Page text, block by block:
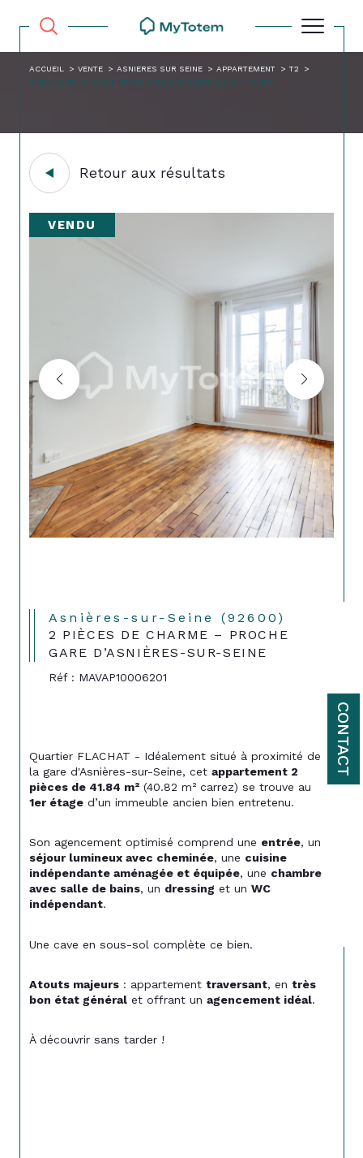
CONTACT
ACCUEIL VENTE ASNIERES SUR SEINE APPARTEMENT
T2
2 PIECES DE CHARME PROCHE GARE D ASNIERES SUR SEINE
Retour aux résultats
VENDU
Asnières-sur-Seine (92600)
2 PIÈCES DE CHARME – PROCHE
GARE D’ASNIÈRES-SUR-SEINE
Réf : MAVAP10006201
Quartier FLACHAT - Idéalement situé à proximité de
la gare d'Asnières-sur-Seine, cet appartement 2
pièces de 41.84 m² (40.82 m² carrez) se trouve au
1er étage d’un immeuble ancien bien entretenu.
Son agencement optimisé comprend une entrée, un
séjour lumineux avec cheminée, une cuisine
indépendante aménagée et équipée, une chambre
avec salle de bains, un dressing et un WC
indépendant.
Une cave en sous-sol complète ce bien.
Atouts majeurs : appartement traversant, en très
bon état général et offrant un agencement idéal.
À découvrir sans tarder !